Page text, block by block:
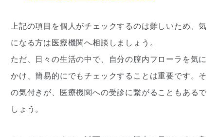
上記の項目を個人がチェックするのは難しいため、気
になる方は医療機関へ相談しましょう。
ただ、日々の生活の中で、自分の膣内フローラを気に
かけ、簡易的にでもチェックすることは重要です。そ
の気付きが、医療機関への受診に繋がることもあるで
しょう。